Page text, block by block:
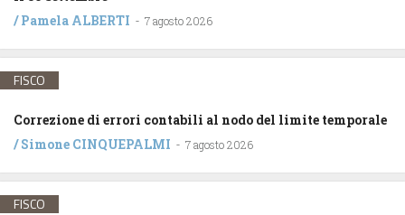
/Pamela ALBERTI - 7 agosto 2026
FISCO
Correzione di errori contabili al nodo del limite temporale
/Simone CINQUEPALMI - 7 agosto 2026
FISCO